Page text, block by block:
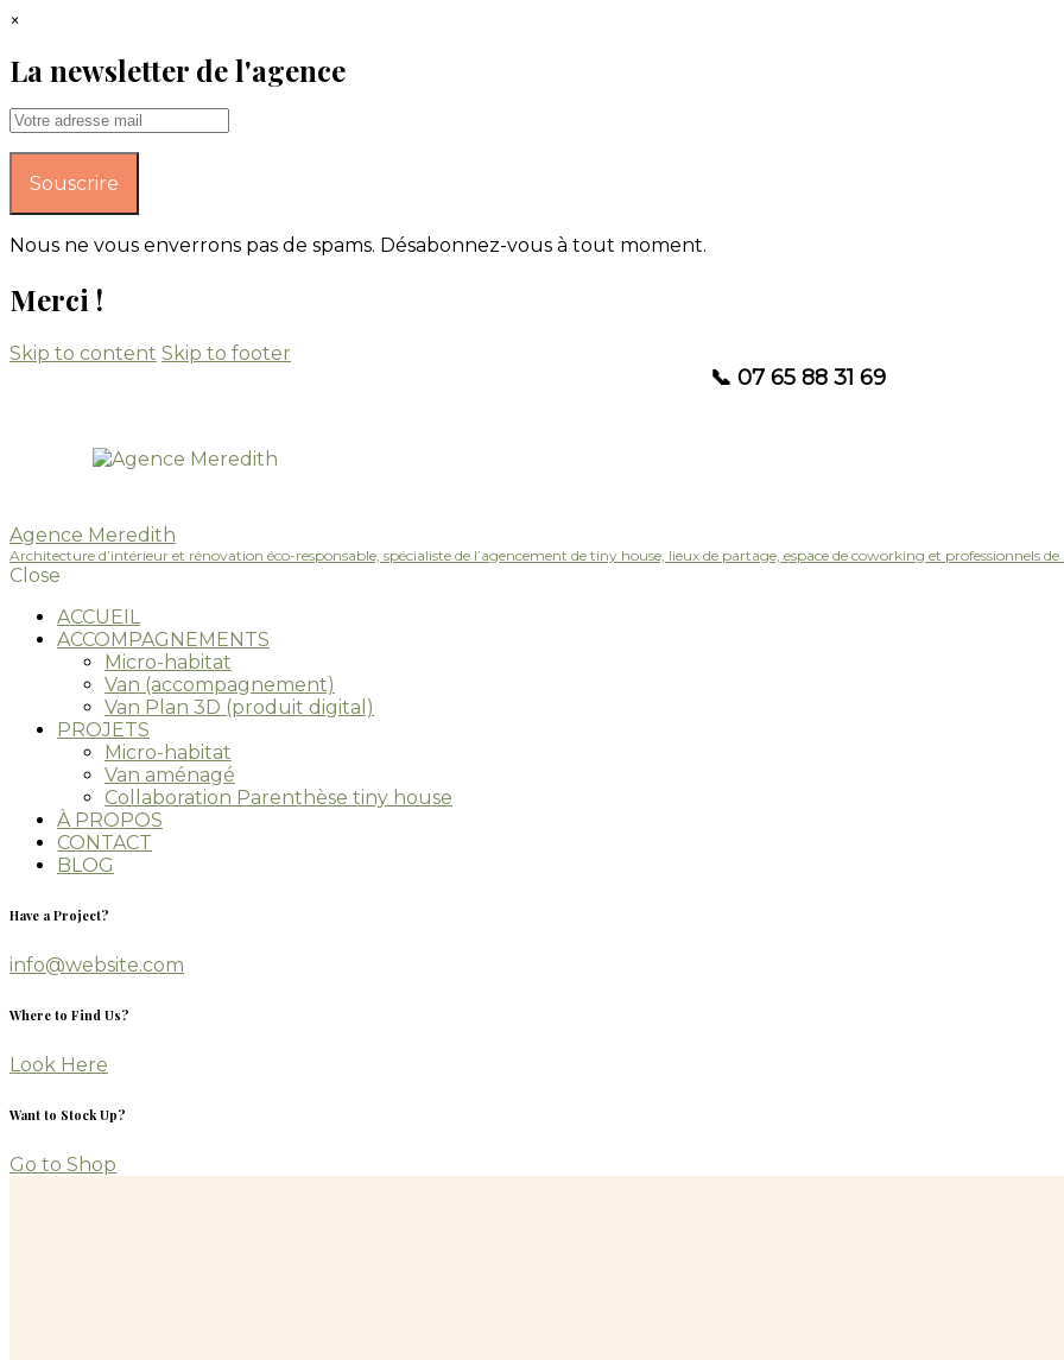
×
La newsletter de l'agence
Nous ne vous enverrons pas de spams. Désabonnez-vous à tout moment.
Merci !
Skip to content Skip to footer
📞 07 65 88 31 69
Agence Meredith
Architecture d’intérieur et rénovation éco-responsable, spécialiste de l’agencement de tiny house, lieux de partage, espace de coworking et professionnels de
Close
ACCUEIL
ACCOMPAGNEMENTS
Micro-habitat
Van (accompagnement)
Van Plan 3D (produit digital)
PROJETS
Micro-habitat
Van aménagé
Collaboration Parenthèse tiny house
À PROPOS
CONTACT
BLOG
Have a Project?
info@website.com
Where to Find Us?
Look Here
Want to Stock Up?
Go to Shop